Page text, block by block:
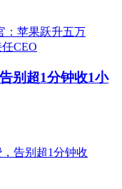
别超1分钟收1小